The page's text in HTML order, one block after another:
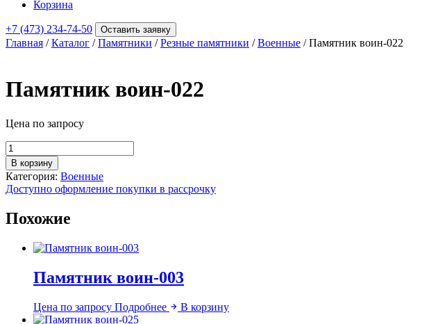
Корзина
+7 (473) 234-74-50 Оставить заявку
Главная /Каталог /Памятники /Резные памятники /Военные / Памятник воин-022
Памятник воин-022
Цена по запросу
Количество
товара
Памятник
воин-022
В корзину
Категория: Военные
Доступно оформление покупки в рассрочку
Похожие
Памятник воин-003
Цена по запросу Подробнее В корзину